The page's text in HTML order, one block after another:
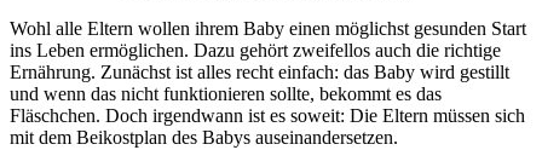
Wohl alle Eltern wollen ihrem Baby einen möglichst gesunden Start
ins Leben ermöglichen. Dazu gehört zweifellos auch die richtige
Ernährung. Zunächst ist alles recht einfach: das Baby wird gestillt
und wenn das nicht funktionieren sollte, bekommt es das
Fläschchen. Doch irgendwann ist es soweit: Die Eltern müssen sich
mit dem Beikostplan des Babys auseinandersetzen.